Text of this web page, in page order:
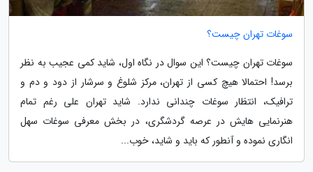
سوغات تهران چیست؟
سوغات تهران چیست؟ این سوال در نگاه اول، شاید کمی عجیب به نظر
برسد! احتمالا هیچ کسی از تهران، مرکز شلوغ و سرشار از دود و دم و
ترافیک، انتظار سوغات چندانی ندارد. شاید تهران علی رغم تمام
هنرنمایی هایش در عرصه گردشگری، در بخش معرفی سوغات سهل
انگاری نموده و آنطور که باید و شاید، خوب...